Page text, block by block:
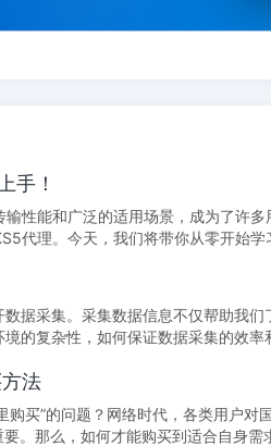
手！
性能和广泛的适用场景，成为了许
代理。今天，我们将带你从零开始
据采集。采集数据信息不仅帮助我
的复杂性，如何保证数据采集的效
法
买”的问题？网络时代，各类用户对
。那么，如何才能购买到适合自身需